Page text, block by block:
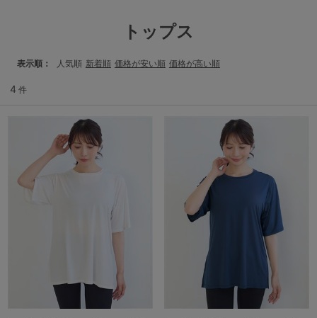
メンズ キッズ
ギフトラッピング
サイズからブラを探す
A65 A70
トップス
表示順 人気順 新着順 価格が安い順 価格が高い順
4 件